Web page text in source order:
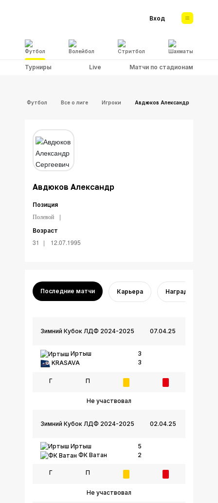
Футбол Волейбол Стритбол Шахматы
Вход
Турниры Live Матчи по стадионам
Футбол Все о лиге Игроки Авдюков Александр
Авдюков Александр
Позиция
Полевой
Возраст
31 12.07.1995
Последние матчи Карьера Награды
07.04.25
Зимний Кубок ЛДФ 2024-2025
Иртыш
KRASAVA
3
3
Г П
Не участвовал
02.04.25
Зимний Кубок ЛДФ 2024-2025
Иртыш
ФК Ватан
5
2
Г П
Не участвовал